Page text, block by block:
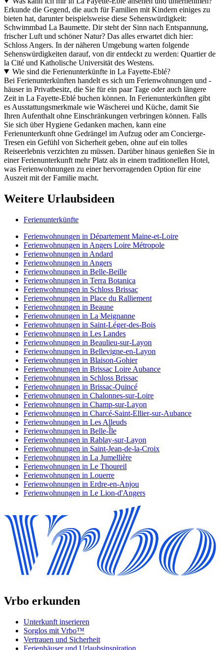
Erkunde die Gegend, die auch für Familien mit Kindern einiges zu
bieten hat, darunter beispielsweise diese Sehenswürdigkeit:
Schwimmbad La Baumette. Dir steht der Sinn nach Entspannung,
frischer Luft und schöner Natur? Das alles erwartet dich hier:
Schloss Angers. In der näheren Umgebung warten folgende
Sehenswürdigkeiten darauf, von dir entdeckt zu werden: Quartier de
la Cité und Katholische Universität des Westens.
Wie sind die Ferienunterkünfte in La Fayette-Eblé?
Bei Ferienunterkünften handelt es sich um Ferienwohnungen und -
häuser in Privatbesitz, die Sie für ein paar Tage oder auch längere
Zeit in La Fayette-Eblé buchen können. In Ferienunterkünften gibt
es Ausstattungsmerkmale wie Wäscherei und Küche, damit Sie
Ihren Aufenthalt ohne Einschränkungen verbringen können. Falls
Sie sich über Hygiene Gedanken machen, kann eine
Ferienunterkunft ohne Gedrängel im Aufzug oder am Concierge-
Tresen ein Gefühl von Sicherheit geben, ohne auf ein tolles
Reiseerlebnis verzichten zu müssen. Darüber hinaus genießen Sie in
einer Ferienunterkunft mehr Platz als in einem traditionellen Hotel,
was Ferienwohnungen zu einer hervorragenden Option für eine
Auszeit mit der Familie macht.
Weitere Urlaubsideen
Ferienunterkünfte
Ferienwohnungen in Département Maine-et-Loire
Ferienwohnungen in Angers Loire Métropole
Ferienwohnungen in Andard
Ferienwohnungen in Angers
Ferienwohnungen in Belle-Beille
Ferienwohnungen in Terra Botanica
Ferienwohnungen in Schloss Brissac
Ferienwohnungen in Place du Ralliement
Ferienwohnungen in Beaune
Ferienwohnungen in La Meignanne
Ferienwohnungen in Saint-Léger-des-Bois
Ferienwohnungen in Les Landes
Ferienwohnungen in Beaulieu-sur-Layon
Ferienwohnungen in Bellevigne-en-Layon
Ferienwohnungen in Blaison-Gohier
Ferienwohnungen in Brissac Loire Aubance
Ferienwohnungen in Schloss Brissac
Ferienwohnungen in Brissac-Quincé
Ferienwohnungen in Chalonnes-sur-Loire
Ferienwohnungen in Champ-sur-Layon
Ferienwohnungen in Charcé-Saint-Ellier-sur-Aubance
Ferienwohnungen in Les Alleuds
Ferienwohnungen in Belle-Île
Ferienwohnungen in Rablay-sur-Layon
Ferienwohnungen in Saint-Jean-de-la-Croix
Ferienwohnungen in La Jumellière
Ferienwohnungen in Le Thoureil
Ferienwohnungen in Louerre
Ferienwohnungen in Erdre-en-Anjou
Ferienwohnungen in Le Lion-d'Angers
Vrbo erkunden
Unterkunft inserieren
Sorglos mit Vrbo™
Vertrauen und Sicherheit
Ferienhäuser und Urlaubsinspiration